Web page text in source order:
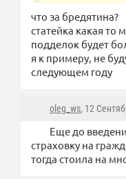
что за бредятина?
статейка какая
подделок будет
я к примеру, не
следующем году
oleg_ws, 12
Еще до
страховку на
тогда стоила на